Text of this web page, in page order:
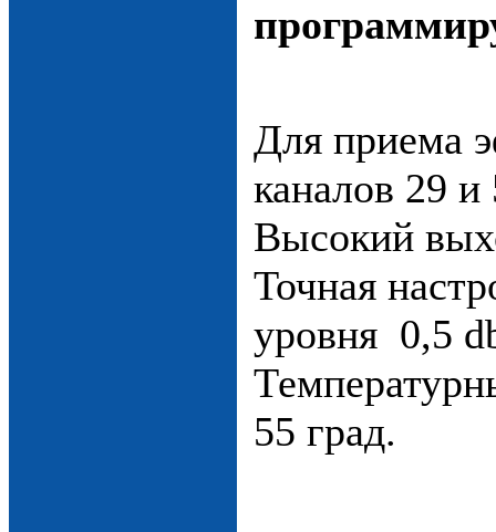
Для приема
каналов 29
Высокий
Точная
уровня 0,5
55 град.